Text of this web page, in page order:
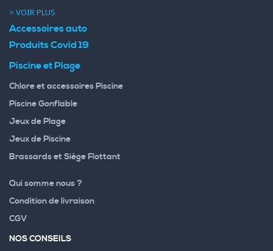
> VOIR PLUS
Accessoires auto
Produits Covid 19
Piscine et Plage
Chlore et accessoires Piscine
Piscine Gonflable
Jeux de Plage
Jeux de Piscine
Brassards et Siège Flottant
Qui somme nous ?
Condition de livraison
CGV
NOS CONSEILS